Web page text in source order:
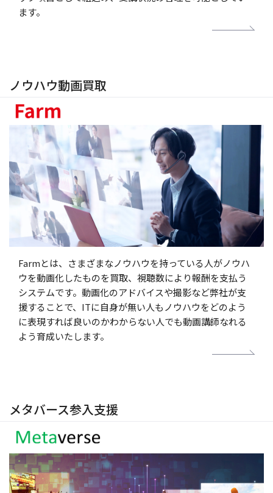
ます。
ノウハウ動画買取
Farmとは、さまざまなノウハウを持っている人がノウハ
ウを動画化したものを買取、視聴数により報酬を支払う
システムです。動画化のアドバイスや撮影など弊社が支
援することで、ITに自身が無い人もノウハウをどのよう
に表現すれば良いのかわからない人でも動画講師なれる
よう育成いたします。
メタバース参入支援